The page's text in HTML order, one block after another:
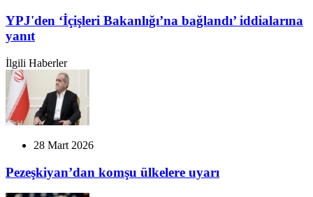
YPJ'den ‘İçişleri Bakanlığı’na bağlandı’ iddialarına
yanıt
İlgili Haberler
28 Mart 2026
Pezeşkiyan’dan komşu ülkelere uyarı